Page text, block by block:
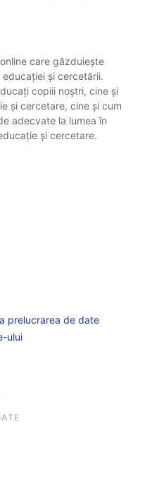
care găzduiește
și cercetării.
copiii noștri, cine și
și cercetare, cine și cum
adecvate la lumea în
și cercetare.
prelucrarea de date
ului